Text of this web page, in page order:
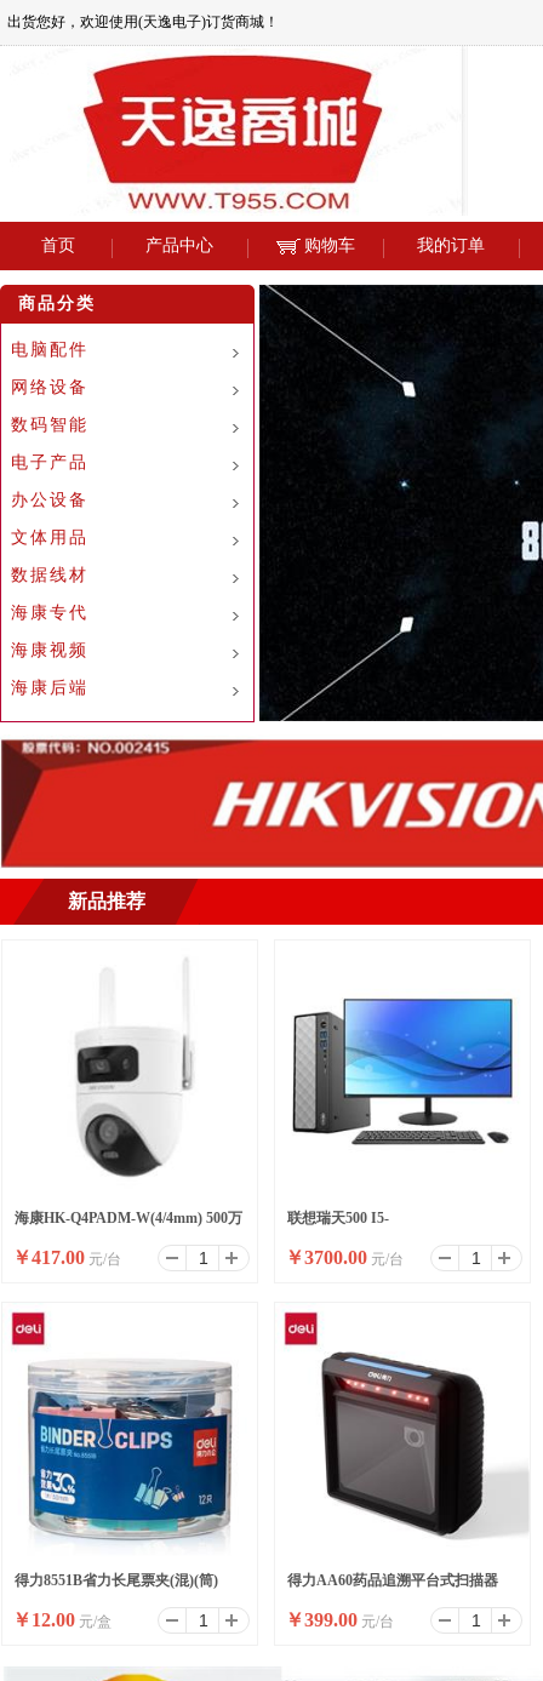
出货您好，欢迎使用(天逸电子)订货商城！
首页 产品中心 购物车 我的订单
商品分类
电脑配件
网络设备
数码智能
电子产品
办公设备
文体用品
数据线材
海康专代
海康视频
海康后端
新品推荐
海康HK-Q4PADM-W(4/4mm) 500万
双摄WiFi套装小球
￥417.00 元/台
联想瑞天500 I5-
13500HX/16G/512SSD/WIFI/8
升/W11/ 23.8
￥3700.00 元/台
得力8551B省力长尾票夹(混)(筒)
￥12.00 元/盒
得力AA60药品追溯平台式扫描器
(黑)(台)
￥399.00 元/台